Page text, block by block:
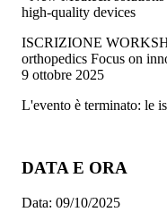
high-quality devices
ISCRIZIONE
orthopedics Focus on
9 ottobre 2025
L'evento è terminato: le
DATA E ORA
Data: 09/10/2025